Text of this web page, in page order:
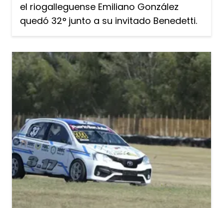
el riogalleguense Emiliano González
quedó 32° junto a su invitado Benedetti.